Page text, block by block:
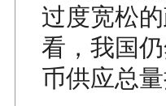
过度宽松
看，我国
币供应总